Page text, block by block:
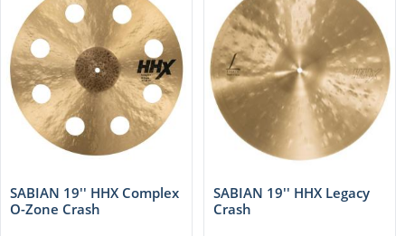
SABIAN 19'' HHX Complex
O-Zone Crash
SABIAN 19'' HHX Legacy
Crash